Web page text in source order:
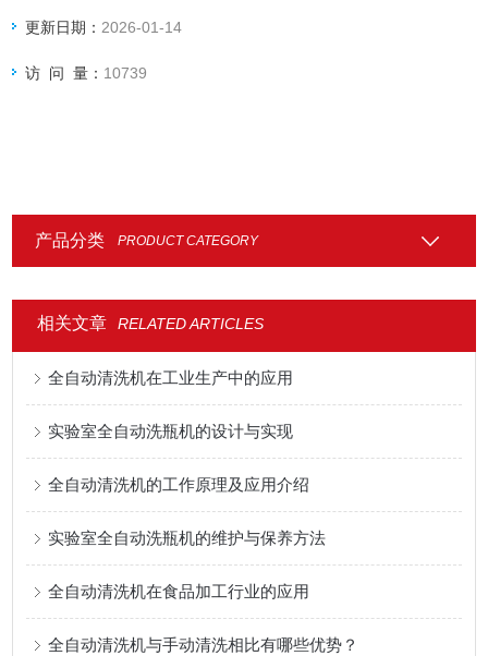
更新日期： 2026-01-14
访 问 量： 10739
产品分类 PRODUCT CATEGORY
相关文章 RELATED ARTICLES
全自动清洗机在工业生产中的应用
实验室全自动洗瓶机的设计与实现
全自动清洗机的工作原理及应用介绍
实验室全自动洗瓶机的维护与保养方法
全自动清洗机在食品加工行业的应用
全自动清洗机与手动清洗相比有哪些优势？